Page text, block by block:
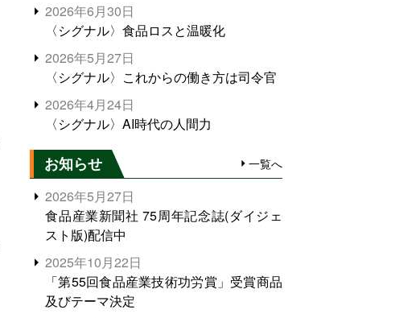
2026年6月30日
〈シグナル〉食品ロスと温暖化
2026年5月27日
〈シグナル〉これからの働き方は司令官
2026年4月24日
〈シグナル〉AI時代の人間力
お知らせ 一覧へ
2026年5月27日
食品産業新聞社 75周年記念誌(ダイジェ
スト版)配信中
2025年10月22日
「第55回食品産業技術功労賞」受賞商品
及びテーマ決定